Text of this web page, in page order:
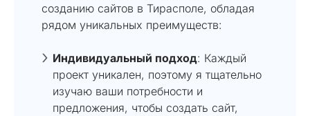
созданию сайтов в Тирасполе, обладая
рядом уникальных преимуществ:
Индивидуальный подход: Каждый
проект уникален, поэтому я тщательно
изучаю ваши потребности и
предложения, чтобы создать сайт,